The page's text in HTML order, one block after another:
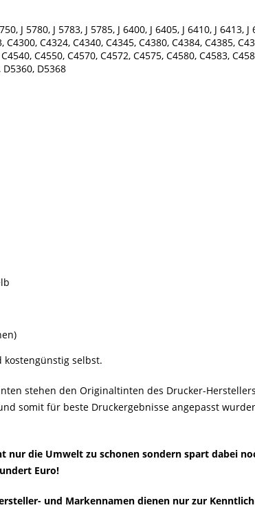
J 5780, J 5783, J 5785, J 6400, J 6405, J 6410, J 6413,
C4324, C4340, C4345, C4380, C4384, C4385,
C4550, C4570, C4572, C4575, C4580, C4583,
D5360, D5368
selbst.
stehen den Originaltinten des Drucker-
somit für beste Druckergebnisse angepasst
die Umwelt zu schonen sondern spart dabei
Euro!
und Markennamen dienen nur zur